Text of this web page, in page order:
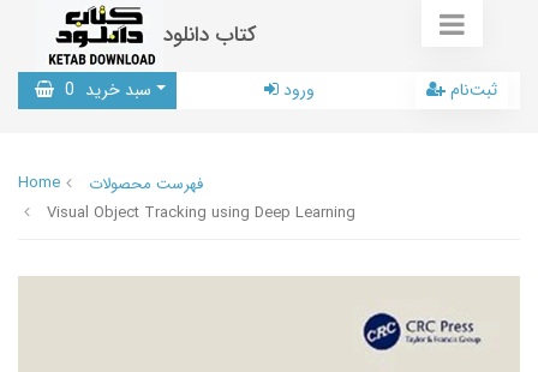
کتاب دانلود
سبد خرید 0 ورود ثبت‌نام
Home
فهرست محصولات
Visual Object Tracking using Deep Learning